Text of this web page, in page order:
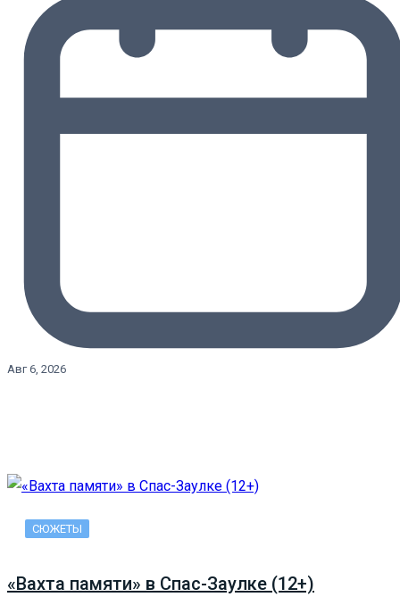
Авг 6, 2026
СЮЖЕТЫ
«Вахта памяти» в Спас-Заулке (12+)